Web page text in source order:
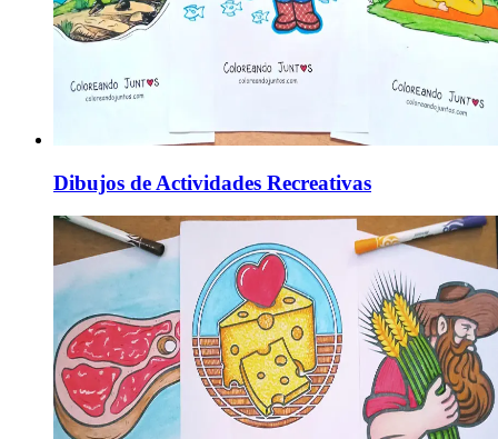
Dibujos de Actividades Recreativas